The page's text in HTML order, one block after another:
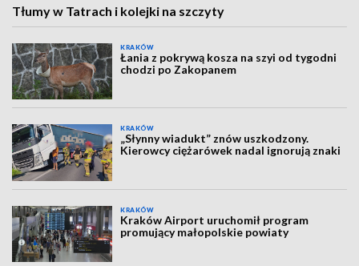
Tłumy w Tatrach i kolejki na szczyty
KRAKÓW
Łania z pokrywą kosza na szyi od tygodni
chodzi po Zakopanem
KRAKÓW
„Słynny wiadukt” znów uszkodzony.
Kierowcy ciężarówek nadal ignorują znaki
KRAKÓW
Kraków Airport uruchomił program
promujący małopolskie powiaty